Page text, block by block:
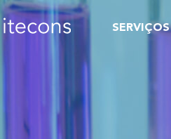
SERVIÇOS